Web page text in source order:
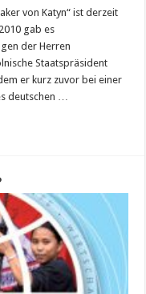
von Katyn“ ist derzeit
gab es
der Herren
Staatspräsident
er kurz zuvor bei einer
deutschen …